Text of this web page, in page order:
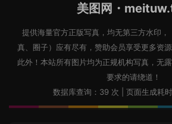
美图网・
提供海量官方正版写真，均无第三方水印
真、圈子）应有尽有，赞助会员享受更多资
此外！本站所有图片均为正规机构写真，无
要求的请绕道！
数据库查询：39 次 | 页面生成耗